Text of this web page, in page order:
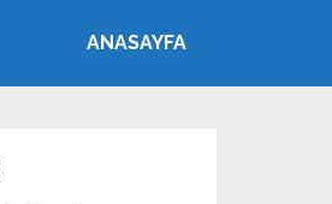
ANASAYFA